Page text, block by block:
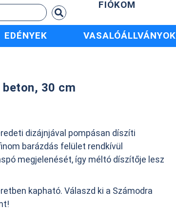
FIÓKOM
EDÉNYEK VASALÓÁLLVÁNYOK
30 cm
dizájnjával pompásan díszíti
barázdás felület rendkívül
megjelenését, így méltó díszítője lesz
kapható. Válaszd ki a Számodra